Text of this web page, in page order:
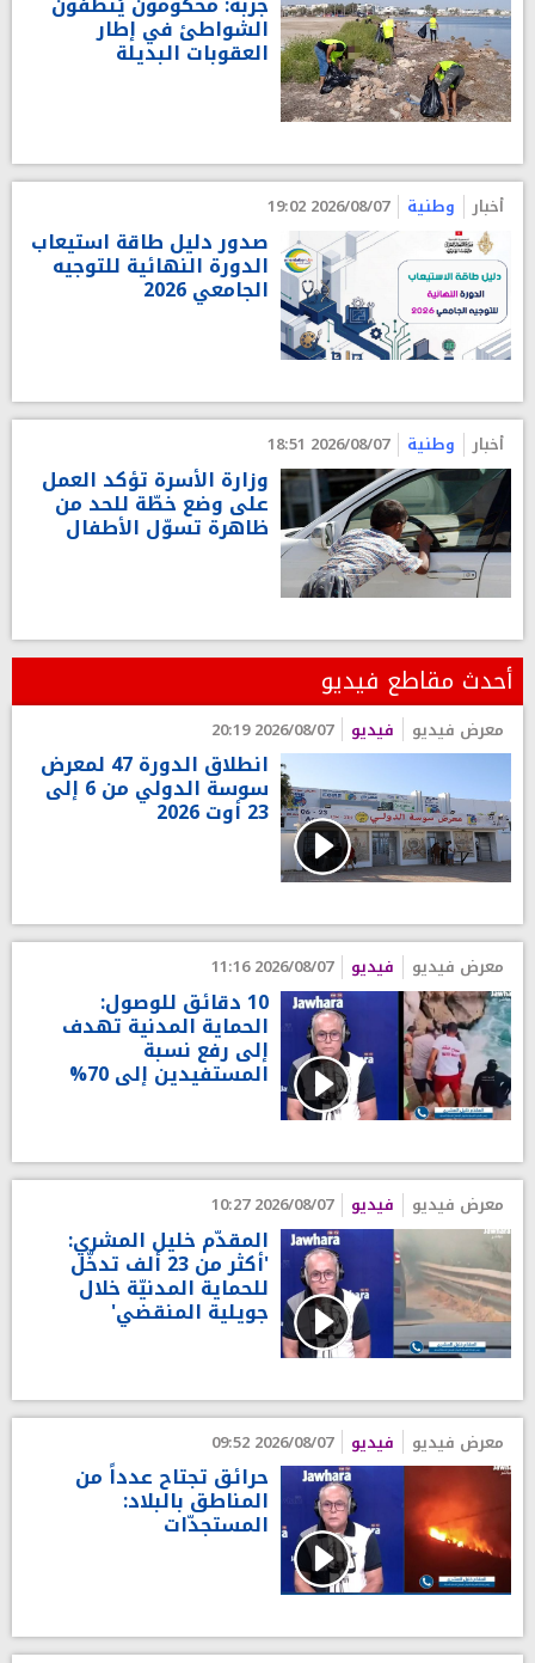
الشواطئ في إطار
العقوبات البديلة
أخبار وطنية 2026/08/07 19:02
صدور دليل طاقة استيعاب
الدورة النهائية للتوجيه
الجامعي 2026
أخبار وطنية 2026/08/07 18:51
وزارة الأسرة تؤكد العمل
على وضع خطّة للحد من
ظاهرة تسوّل الأطفال
أحدث مقاطع فيديو
معرض فيديو فيديو 2026/08/07 20:19
انطلاق الدورة 47 لمعرض
سوسة الدولي من 6 إلى
23 أوت 2026
معرض فيديو فيديو 2026/08/07 11:16
10 دقائق للوصول:
الحماية المدنية تهدف
إلى رفع نسبة
المستفيدين إلى 70%
معرض فيديو فيديو 2026/08/07 10:27
المقدّم خليل المشري:
'أكثر من 23 ألف تدخّل
للحماية المدنيّة خلال
جويلية المنقضي'
معرض فيديو فيديو 2026/08/07 09:52
حرائق تجتاح عدداً من
المناطق بالبلاد:
المستجدّات